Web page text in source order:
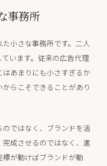
事務所
た小さな事務所です。二人
います。従来の広告代理
あまりにも小さすぎるか
らこそできることがあり
ではなく、ブランドを活
成させるのではなく、進
が動けばブランドが動